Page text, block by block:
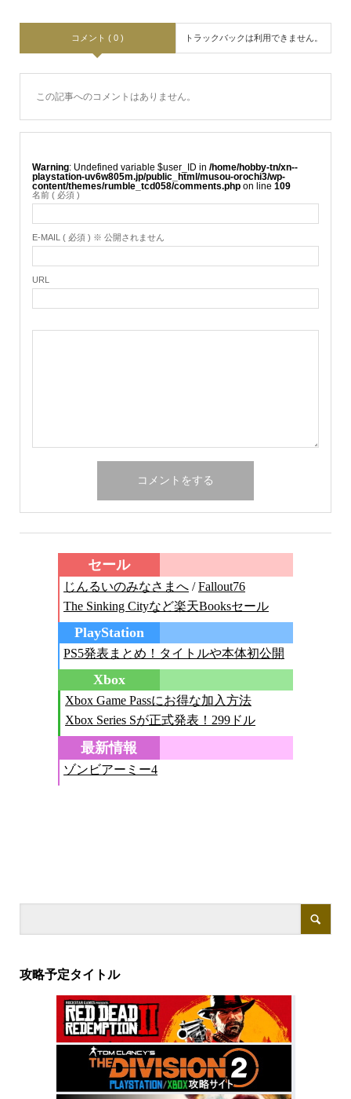
コメント ( 0 ) トラックバックは利用できません。
この記事へのコメントはありません。
Warning : Undefined variable $user_ID in /home/hobby-tn/xn--
playstation-uv6w805m.jp/public_html/musou-orochi3/wp-
content/themes/rumble_tcd058/comments.phpon line 109
名前 ( 必須 )
E-MAIL ( 必須 ) ※ 公開されません
URL
攻略予定タイトル